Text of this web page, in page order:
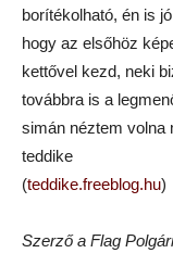
borítékolható, én is
hogy az elsőhöz
kettővel kezd, neki
továbbra is a
simán néztem volna
teddike
(teddike.freeblog.hu)
Szerző a Flag